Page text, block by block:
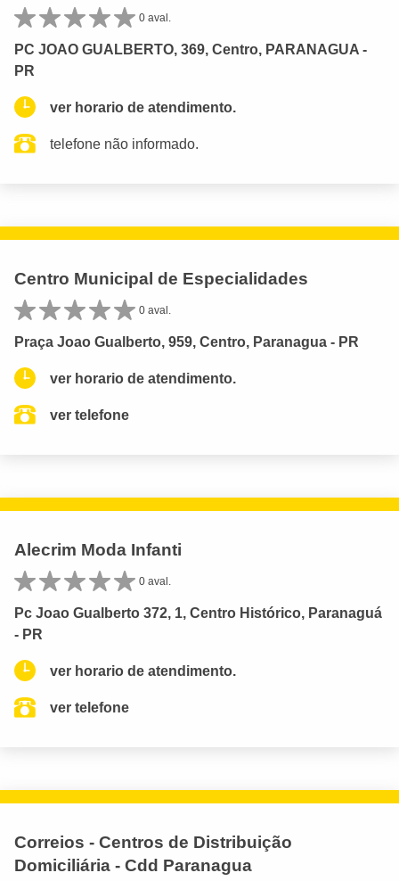
0 aval.
PC JOAO GUALBERTO, 369, Centro, PARANAGUA -
PR
ver horario de atendimento.
telefone não informado.
Centro Municipal de Especialidades
0 aval.
Praça Joao Gualberto, 959, Centro, Paranagua - PR
ver horario de atendimento.
ver telefone
Alecrim Moda Infanti
0 aval.
Pc Joao Gualberto 372, 1, Centro Histórico, Paranaguá
- PR
ver horario de atendimento.
ver telefone
Correios - Centros de Distribuição
Domiciliária - Cdd Paranagua